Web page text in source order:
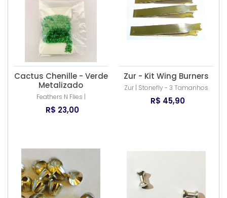
Cactus Chenille - Verde
Metalizado
Feathers N Flies |
R$ 23,00
Zur - Kit Wing Burners
Zur | Stonefly - 3 Tamanhos
R$ 45,90